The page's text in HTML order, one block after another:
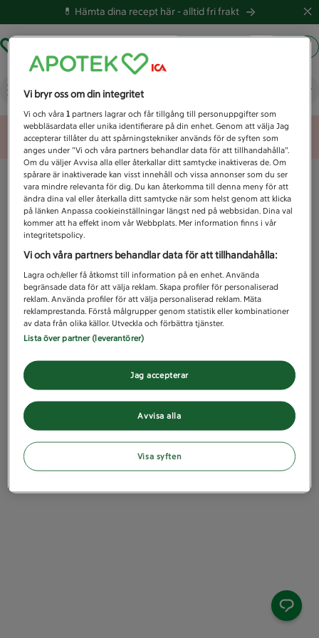
💊 Hämta dina recept här -alltid fri frakt
Vad letar du efter idag?
Unknown error
Vi bryr oss om din integritet
Vi och våra1 partners lagrar och får tillgång till personuppgifter som
webbläsardata eller unika identifierare på din enhet. Genom att välja Jag
accepterar tillåter du att spårningstekniker används för de syften som
anges under ”Vi och våra partners behandlar data för att tillhandahålla”.
Om du väljer Avvisa alla eller återkallar ditt samtycke inaktiveras de. Om
spårare är inaktiverade kan visst innehåll och vissa annonser som du ser
vara mindre relevanta för dig. Du kan återkomma till denna meny för att
ändra dina val eller återkalla ditt samtycke när som helst genom att klicka
på länken Anpassa cookieinställningar längst ned på webbsidan. Dina val
kommer att ha effekt inom vår Webbplats. Mer information finns i vår
integritetspolicy.
Vi och våra partners behandlar data för att tillhandahålla:
Lagra och/eller få åtkomst till information på en enhet. Använda
begränsade data för att välja reklam. Skapa profiler för personaliserad
reklam. Använda profiler för att välja personaliserad reklam. Mäta
reklamprestanda. Förstå målgrupper genom statistik eller kombinationer
av data från olika källor. Utveckla och förbättra tjänster.
Lista över partner (leverantörer)
Avvisa alla
Jag accepterar
Visa syften